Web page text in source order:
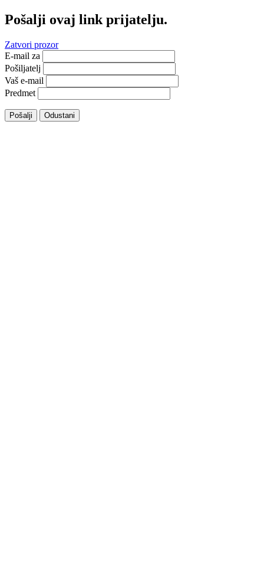
Pošalji ovaj link prijatelju.
Zatvori prozor
E-mail za
Pošiljatelj
Vaš e-mail
Predmet
Pošalji Odustani